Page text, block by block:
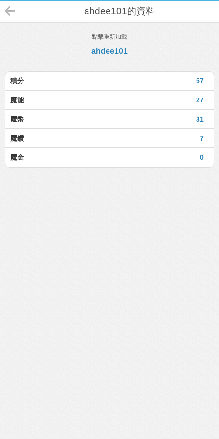
ahdee101的資料
點擊重新加載
ahdee101
57
積分
27
魔能
31
魔幣
7
魔鑽
0
魔金